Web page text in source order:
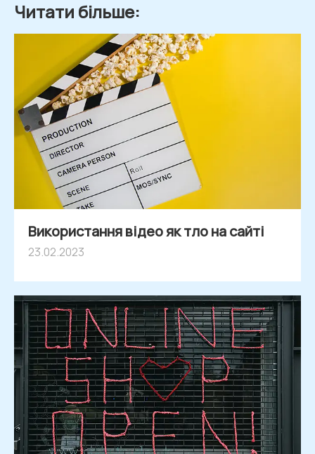
Читати більше:
Використання відео як тло на сайті
23.02.2023